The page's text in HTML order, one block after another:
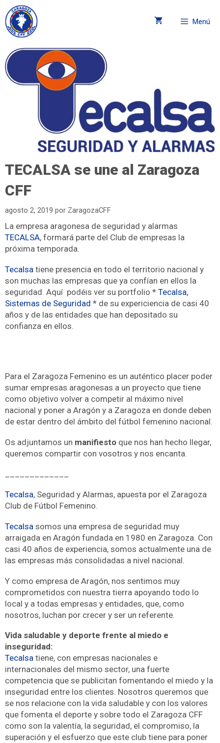
Menú
TECALSA se une al Zaragoza
CFF
agosto 2, 2019 por ZaragozaCFF
La empresa aragonesa de seguridad y alarmas
TECALSA, formará parte del Club de empresas la
próxima temporada.
Tecalsa tiene presencia en todo el territorio nacional y
son muchas las empresas que ya confían en ellos la
seguridad. Aquí podéis ver su portfolio * Tecalsa,
Sistemas de Seguridad * de su expericiencia de casi 40
años y de las entidades que han depositado su
confianza en ellos.
Para el Zaragoza Femenino es un auténtico placer poder
sumar empresas aragonesas a un proyecto que tiene
como objetivo volver a competir al máximo nivel
nacional y poner a Aragón y a Zaragoza en donde deben
de estar dentro del ámbito del fútbol femenino nacional.
Os adjuntamos un manifiesto que nos han hecho llegar,
queremos compartir con vosotros y nos encanta.
Tecalsa, Seguridad y Alarmas, apuesta por el Zaragoza
Club de Fútbol Femenino.
Tecalsa somos una empresa de seguridad muy
arraigada en Aragón fundada en 1980 en Zaragoza. Con
casi 40 años de experiencia, somos actualmente una de
las empresas más consolidadas a nivel nacional.
Y como empresa de Aragón, nos sentimos muy
comprometidos con nuestra tierra apoyando todo lo
local y a todas empresas y entidades, que, como
nosotros, luchan por crecer y ser un referente.
Vida saludable y deporte frente al miedo e
inseguridad:
Tecalsa tiene, con empresas nacionales e
internacionales del mismo sector, una fuerte
competencia que se publicitan fomentando el miedo y la
inseguridad entre los clientes. Nosotros queremos que
se nos relacione con la vida saludable y con los valores
que fomenta el deporte y sobre todo el Zaragoza CFF
como son la valentía, la seguridad, el compromiso, la
superación y el esfuerzo que este club tiene para poner